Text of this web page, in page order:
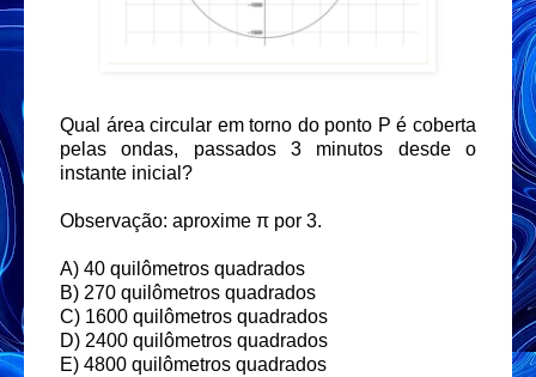
Qual área circular em torno do ponto P é coberta
pelas ondas, passados 3 minutos desde o
instante inicial?
Observação: aproxime π por 3.
A) 40 quilômetros quadrados
B) 270 quilômetros quadrados
C) 1600 quilômetros quadrados
D) 2400 quilômetros quadrados
E) 4800 quilômetros quadrados